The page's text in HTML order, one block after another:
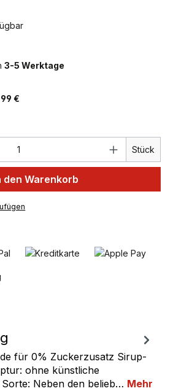
3-5 Werktage
99 €
Gib den Stück
den Warenkorb
für 0% Zuckerzusatz Sirup-
ohne künstliche
Neben den belieb… Mehr